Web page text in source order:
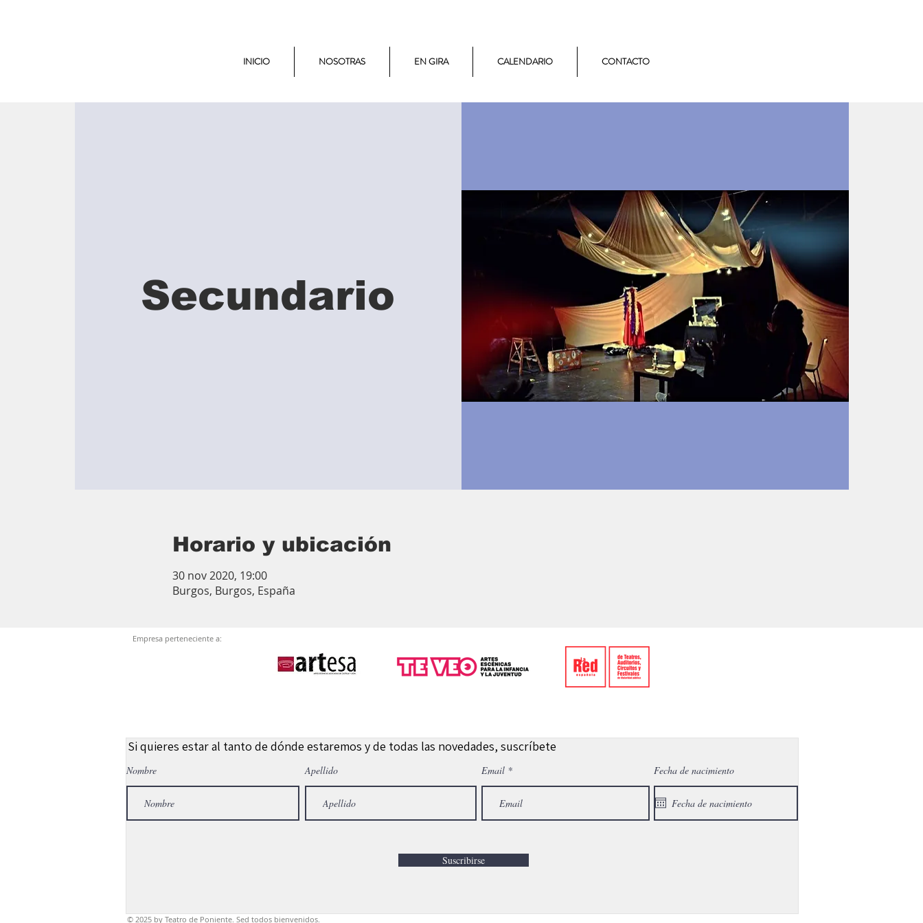
Secundario
Horario y ubicación
30 nov 2020, 19:00
Burgos, Burgos, España
INICIO NOSOTRAS EN GIRA CALENDARIO CONTACTO
Empresa perteneciente a:
Si quieres estar al tanto de dónde estaremos y de todas las novedades, suscríbete
Nombre Apellido Email Fecha de nacimiento
Suscribirse
© 2025 by Teatro de Poniente. Sed todos bienvenidos.